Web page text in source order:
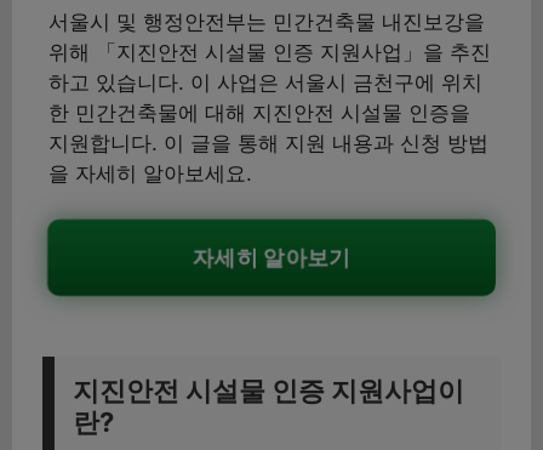
서울시 및 행정안전부는 민간건축물 내진보강을
위해 「지진안전 시설물 인증 지원사업」을 추진
하고 있습니다. 이 사업은 서울시 금천구에 위치
한 민간건축물에 대해 지진안전 시설물 인증을
지원합니다. 이 글을 통해 지원 내용과 신청 방법
을 자세히 알아보세요.
자세히 알아보기
지진안전 시설물 인증 지원사업이
란?